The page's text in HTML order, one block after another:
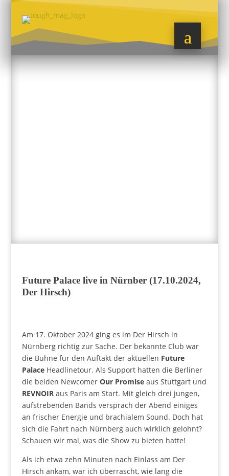
Future Palace live in Nürnber (17.10.2024,
Der Hirsch)
Am 17. Oktober 2024 ging es im Der Hirsch in
Nürnberg richtig zur Sache. Der bekannte Club war
die Bühne für den Auftakt der aktuellen Future
Palace Headlinetour. Als Support hatten die Berliner
die beiden Newcomer Our Promise aus Stuttgart und
REVNOIRaus Paris am Start. Mit gleich drei jungen,
aufstrebenden Bands versprach der Abend einiges
an frischer Energie und brachialem Sound. Doch hat
sich die Fahrt nach Nürnberg auch wirklich gelohnt?
Schauen wir mal, was die Show zu bieten hatte!
Als ich etwa zehn Minuten nach Einlass am Der
Hirsch ankam, war ich überrascht, wie lang die